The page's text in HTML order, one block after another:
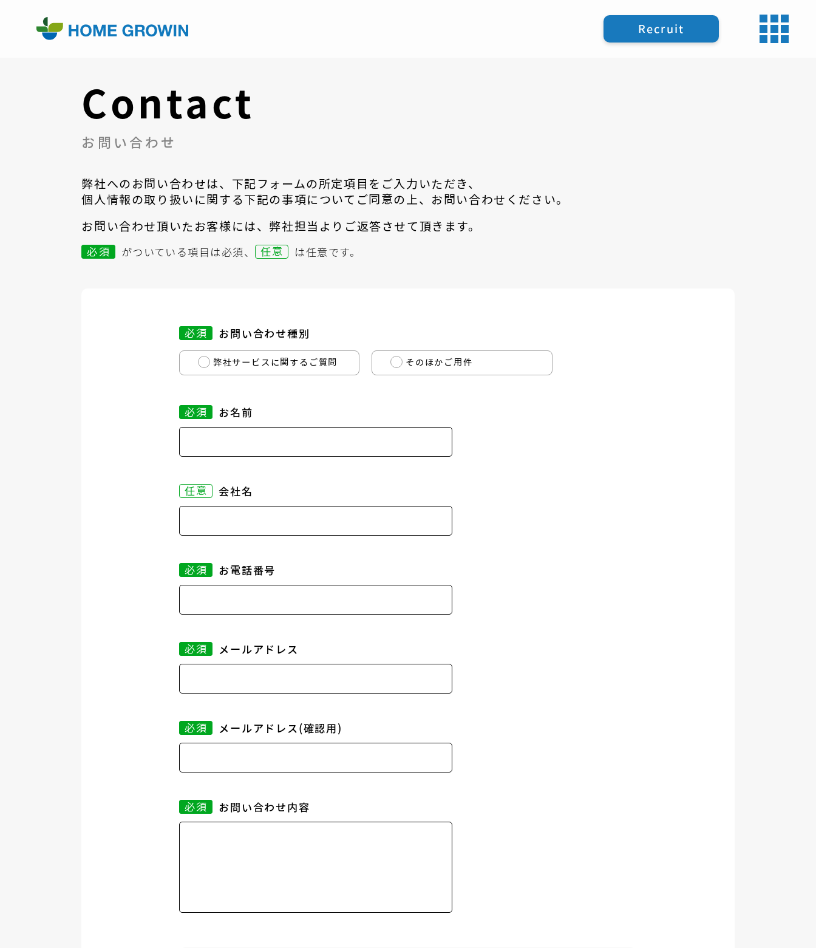
Recruit
Contact
お問い合わせ
弊社へのお問い合わせは、 下記フォームの所定項目をご入力いただき、
個人情報の取り扱いに関する 下記の事項についてご同意の上、 お問い合わせください。
お問い合わせ頂いたお客様には、 弊社担当よりご返答させて頂きます。
必須 がついている項目は必須、 任意 は任意です。
必須 お問い合わせ種別
弊社サービスに関するご質問 そのほかご用件
必須 お名前
任意 会社名
必須 お電話番号
必須 メールアドレス
必須 メールアドレス(確認用)
必須 お問い合わせ内容